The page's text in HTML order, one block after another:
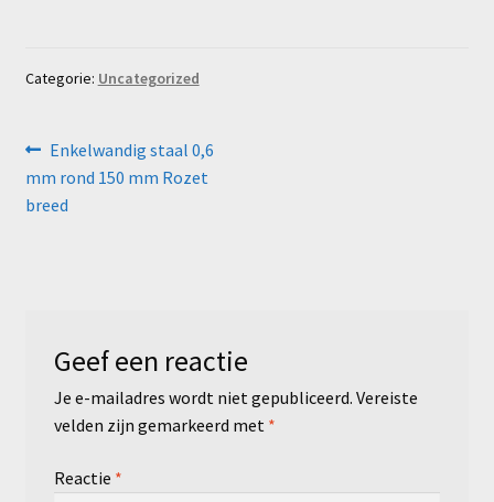
Categorie: Uncategorized
Bericht
navigatie
Vorig
bericht:
Enkelwandig staal 0,6
mm rond 150 mm Rozet
breed
Geef een reactie
Je e-mailadres wordt niet gepubliceerd. Vereiste
velden zijn gemarkeerd met *
Reactie *